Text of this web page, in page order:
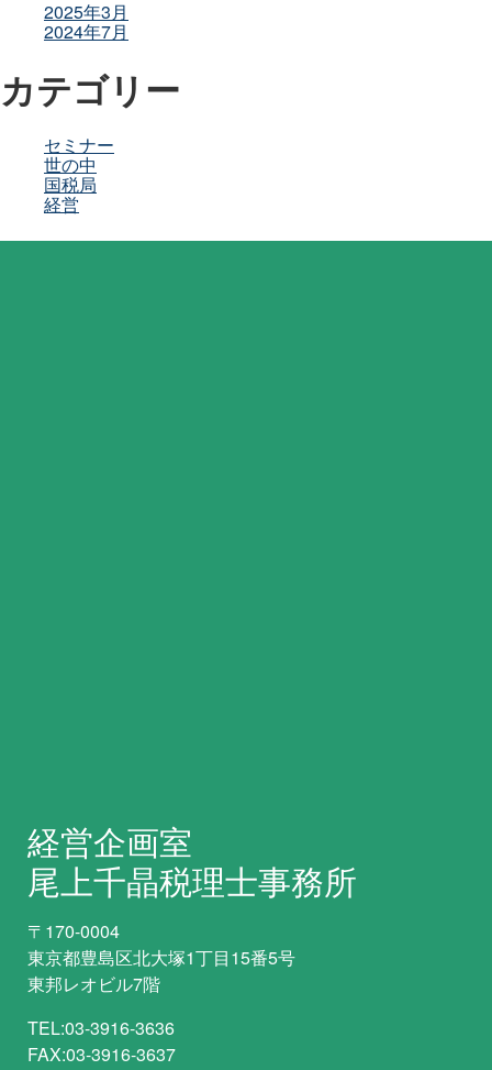
2025年3月
2024年7月
カテゴリー
セミナー
世の中
国税局
経営
経営企画室
尾上千晶税理士事務所
〒170-0004
東京都豊島区北大塚1丁目15番5号
東邦レオビル7階
TEL:03-3916-3636
FAX:03-3916-3637